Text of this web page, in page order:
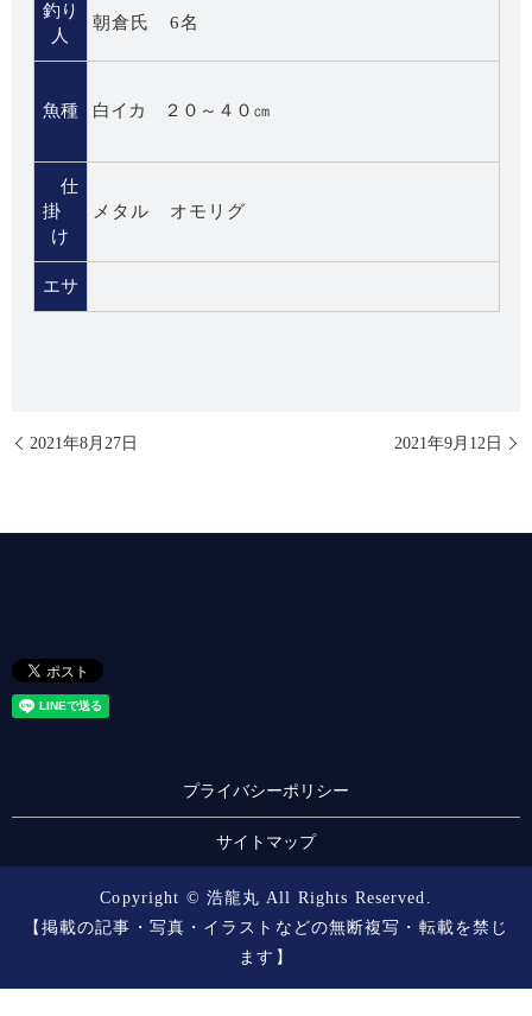
釣り
人
朝倉氏 6名
魚種 白イカ ２０～４０㎝
仕
掛
け
メタル オモリグ
エサ
2021年8月27日 2021年9月12日
プライバシーポリシー
サイトマップ
Copyright © 浩龍丸 All Rights Reserved.
【掲載の記事・写真・イラストなどの無断複写・転載を禁じ
ます】